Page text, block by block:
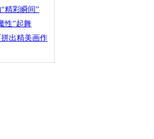
精彩瞬间”
性”起舞
出精美画作